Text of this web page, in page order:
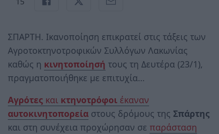
ΣΠΑΡΤΗ. Ικανοποίηση επικρατεί στις τάξεις των
Αγροτοκτηνοτροφικών Συλλόγων Λακωνίας
καθώς η κινητοποίησή τους τη Δευτέρα (23/1),
πραγματοποιήθηκε με επιτυχία…
Αγρότες και κτηνοτρόφοι έκαναν
αυτοκινητοπορεία στους δρόμους της Σπάρτης
και στη συνέχεια προχώρησαν σε παράσταση